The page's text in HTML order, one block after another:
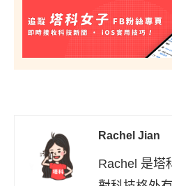
Rachel Jian
Rachel 是塔